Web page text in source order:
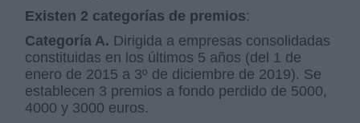
Existen 2 categorías de premios:
Categoría A. Dirigida a empresas consolidadas
constituidas en los últimos 5 años (del 1 de
enero de 2015 a 3º de diciembre de 2019). Se
establecen 3 premios a fondo perdido de 5000,
4000 y 3000 euros.